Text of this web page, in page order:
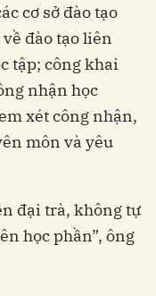
cơ sở đào tạo
đào tạo liên
tập; công khai
nhận học
xét công nhận,
môn và yêu
đại trà, không tự
học phần”, ông